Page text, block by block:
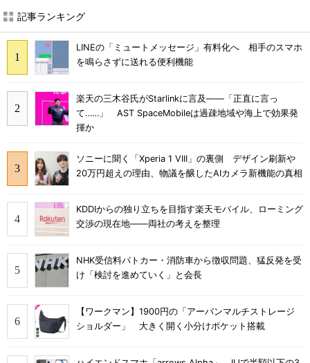
記事ランキング
LINEの「ミュートメッセージ」有料化へ 相手のスマホ
を鳴らさずに送れる便利機能
楽天の三木谷氏がStarlinkに言及――「正直に言っ
て……」 AST SpaceMobileは過疎地域や海上で効果発
揮か
ソニーに聞く「Xperia 1 VIII」の裏側 デザイン刷新や
20万円超えの理由、物議を醸したAIカメラ新機能の真相
KDDIからの独り立ちを目指す楽天モバイル、ローミング
交渉の現在地――両社の考えを整理
NHK受信料パトカー・消防車から徴収問題、猛反発を受
け「検討を進めていく」と会長
【ワークマン】1900円の「アーバンマルチストレージ
ショルダー」 大きく開く小分けポケット搭載